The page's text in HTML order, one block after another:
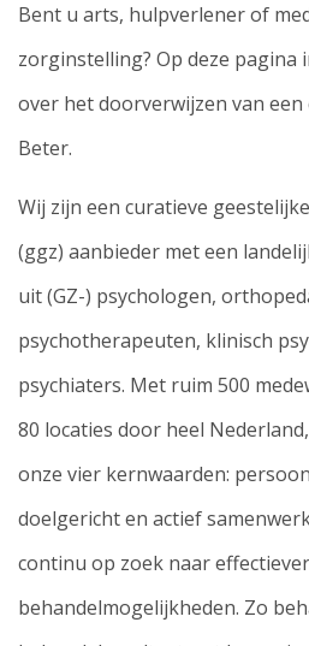
Bent u arts, hulpverlener of
zorginstelling? Op deze
over het doorverwijzen van
Beter.
Wij zijn een curatieve
(ggz) aanbieder met een
uit (GZ-) psychologen,
psychotherapeuten, klinisch
psychiaters. Met ruim 500
80 locaties door heel
onze vier kernwaarden:
doelgericht en actief
continu op zoek naar
behandelmogelijkheden. Zo